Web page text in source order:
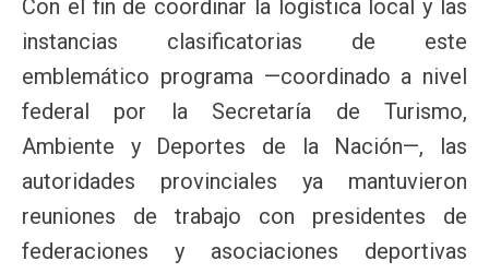
Con el fin de coordinar la logística local y las
instancias clasificatorias de este
emblemático programa —coordinado a nivel
federal por la Secretaría de Turismo,
Ambiente y Deportes de la Nación—, las
autoridades provinciales ya mantuvieron
reuniones de trabajo con presidentes de
federaciones y asociaciones deportivas